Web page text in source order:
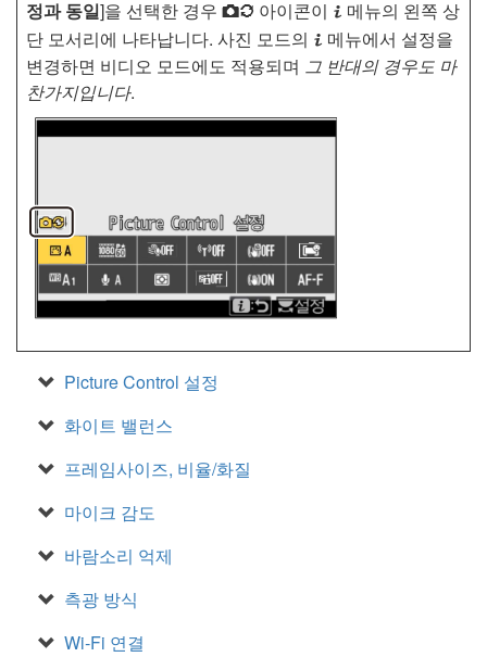
정과 동일]을 선택한 경우 h 아이콘이 i 메뉴의 왼쪽 상
단 모서리에 나타납니다. 사진 모드의 i 메뉴에서 설정을
변경하면 비디오 모드에도 적용되며 그 반대의 경우도 마
찬가지입니다.
Picture Control 설정
화이트 밸런스
프레임사이즈, 비율/화질
마이크 감도
바람소리 억제
측광 방식
Wi‑Fi 연결